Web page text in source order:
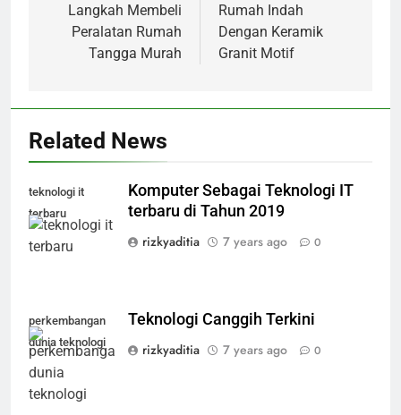
navigation
Langkah Membeli
Peralatan Rumah
Tangga Murah
Rumah Indah
Dengan Keramik
Granit Motif
Related News
teknologi it
terbaru
Komputer Sebagai Teknologi IT
terbaru di Tahun 2019
rizkyaditia
7 years ago 0
perkembangan
dunia teknologi
Teknologi Canggih Terkini
rizkyaditia
7 years ago 0